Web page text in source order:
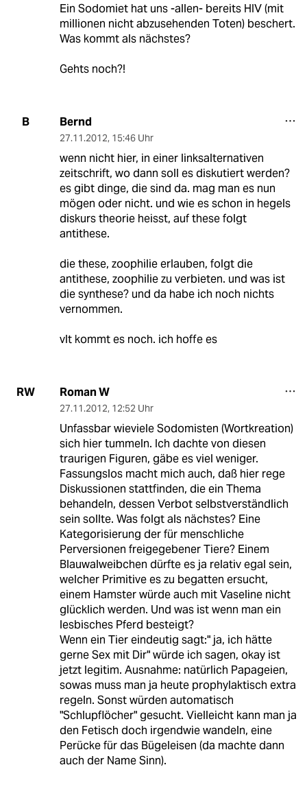
Ein Sodomiet hat uns -allen- bereits HIV (mit
millionen nicht abzusehenden Toten) beschert.
Was kommt als nächstes?
Gehts noch?!
B Bernd
27.11.2012, 15:46 Uhr
wenn nicht hier, in einer linksalternativen
zeitschrift, wo dann soll es diskutiert werden?
es gibt dinge, die sind da. mag man es nun
mögen oder nicht. und wie es schon in hegels
diskurs theorie heisst, auf these folgt
antithese.
die these, zoophilie erlauben, folgt die
antithese, zoophilie zu verbieten. und was ist
die synthese? und da habe ich noch nichts
vernommen.
vlt kommt es noch. ich hoffe es
RW Roman W
27.11.2012, 12:52 Uhr
Unfassbar wieviele Sodomisten (Wortkreation)
sich hier tummeln. Ich dachte von diesen
traurigen Figuren, gäbe es viel weniger.
Fassungslos macht mich auch, daß hier rege
Diskussionen stattfinden, die ein Thema
behandeln, dessen Verbot selbstverständlich
sein sollte. Was folgt als nächstes? Eine
Kategorisierung der für menschliche
Perversionen freigegebener Tiere? Einem
Blauwalweibchen dürfte es ja relativ egal sein,
welcher Primitive es zu begatten ersucht,
einem Hamster würde auch mit Vaseline nicht
glücklich werden. Und was ist wenn man ein
lesbisches Pferd besteigt?
Wenn ein Tier eindeutig sagt:" ja, ich hätte
gerne Sex mit Dir" würde ich sagen, okay ist
jetzt legitim. Ausnahme: natürlich Papageien,
sowas muss man ja heute prophylaktisch extra
regeln. Sonst würden automatisch
"Schlupflöcher" gesucht. Vielleicht kann man ja
den Fetisch doch irgendwie wandeln, eine
Perücke für das Bügeleisen (da machte dann
auch der Name Sinn).